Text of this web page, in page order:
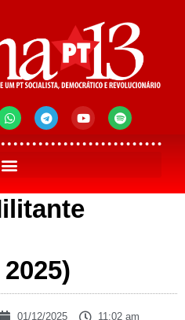
01/12/2025
11:02 am